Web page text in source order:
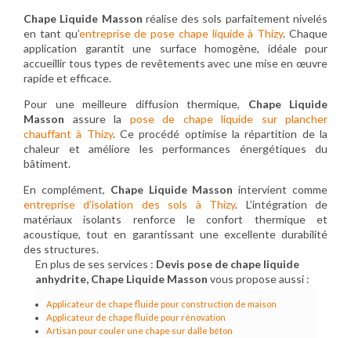
Chape Liquide Masson réalise des sols parfaitement nivelés
en tant qu’entreprise de pose chape liquide à Thizy. Chaque
application garantit une surface homogène, idéale pour
accueillir tous types de revêtements avec une mise en œuvre
rapide et efficace.
Pour une meilleure diffusion thermique, Chape Liquide
Masson assure la pose de chape liquide sur plancher
chauffant à Thizy. Ce procédé optimise la répartition de la
chaleur et améliore les performances énergétiques du
bâtiment.
En complément, Chape Liquide Masson intervient comme
entreprise d’isolation des sols à Thizy. L’intégration de
matériaux isolants renforce le confort thermique et
acoustique, tout en garantissant une excellente durabilité
des structures.
En plus de ses services : Devis pose de chape liquide
anhydrite, Chape Liquide Masson vous propose aussi :
Applicateur de chape fluide pour construction de maison
Applicateur de chape fluide pour rénovation
Artisan pour couler une chape sur dalle béton